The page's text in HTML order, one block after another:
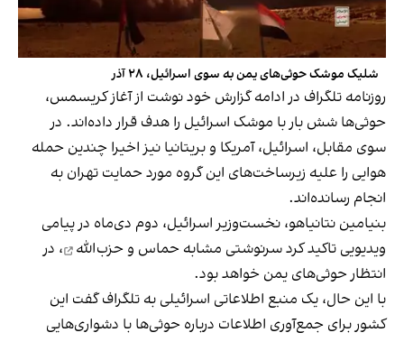
شلیک موشک حوثی‌های یمن به سوی اسرائیل، ۲۸ آذر
روزنامه تلگراف در ادامه گزارش خود نوشت از آغاز کریسمس،
حوثی‌ها شش بار با موشک اسرائیل را هدف قرار داده‌اند. در
سوی مقابل، اسرائیل، آمریکا و بریتانیا نیز اخیرا چندین حمله
هوایی را علیه زیرساخت‌های این گروه مورد حمایت تهران به
انجام رسانده‌‌اند.
بنیامین نتانیاهو، نخست‌وزیر اسرائیل، دوم دی‌ماه در پیامی
ویدیویی تاکید کردسرنوشتی مشابه حماس و حزب‌الله
، در
انتظار حوثی‌های یمن خواهد بود.
با این حال، یک منبع اطلاعاتی اسرائیلی به تلگراف گفت این
کشور برای جمع‌آوری اطلاعات درباره حوثی‌ها با دشواری‌هایی